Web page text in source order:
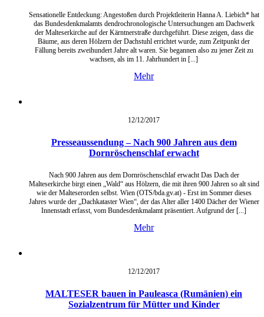
Sensationelle Entdeckung: Angestoßen durch Projektleiterin Hanna A. Liebich* hat
das Bundesdenkmalamts dendrochronologische Untersuchungen am Dachwerk
der Malteserkirche auf der Kärntnerstraße durchgeführt. Diese zeigen, dass die
Bäume, aus deren Hölzern der Dachstuhl errichtet wurde, zum Zeitpunkt der
Fällung bereits zweihundert Jahre alt waren. Sie begannen also zu jener Zeit zu
wachsen, als im 11. Jahrhundert in [...]
Mehr
12/12/2017
Presseaussendung – Nach 900 Jahren aus dem
Dornröschenschlaf erwacht
Nach 900 Jahren aus dem Dornröschenschlaf erwacht Das Dach der
Malteserkirche birgt einen „Wald“ aus Hölzern, die mit ihren 900 Jahren so alt sind
wie der Malteserorden selbst. Wien (OTS/bda.gv.at) - Erst im Sommer dieses
Jahres wurde der „Dachkataster Wien“, der das Alter aller 1400 Dächer der Wiener
Innenstadt erfasst, vom Bundesdenkmalamt präsentiert. Aufgrund der [...]
Mehr
12/12/2017
MALTESER bauen in Pauleasca (Rumänien) ein
Sozialzentrum für Mütter und Kinder